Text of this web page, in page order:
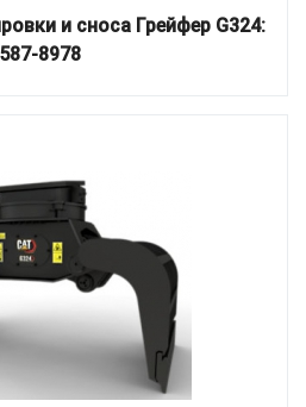
и сноса Грейфер G324:
587-8978